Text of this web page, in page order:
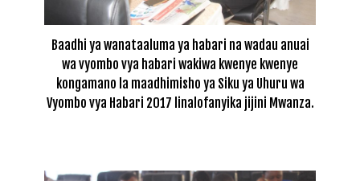
Baadhi ya wanataaluma ya habari na wadau anuai
wa vyombo vya habari wakiwa kwenye kwenye
kongamano la maadhimisho ya Siku ya Uhuru wa
Vyombo vya Habari 2017 linalofanyika jijini Mwanza.